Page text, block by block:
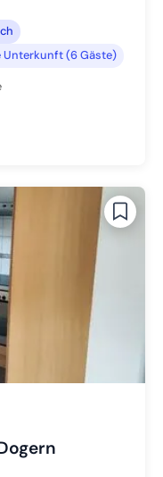
Unterkunft (6 Gäste)
1 wechseln
2 wechseln
3 wechseln
4 wechseln